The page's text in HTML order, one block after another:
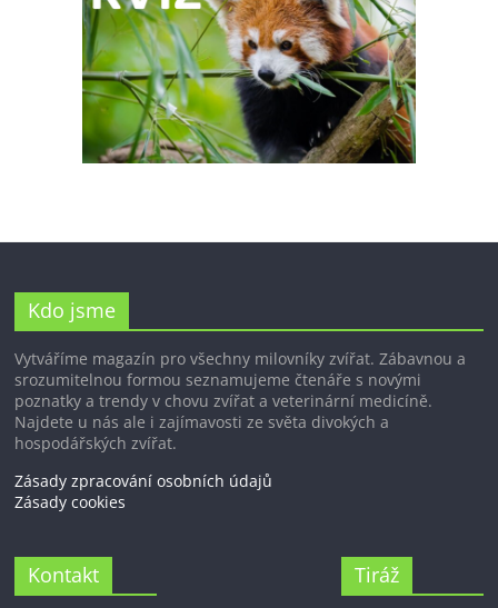
Kdo jsme
Vytváříme magazín pro všechny milovníky zvířat. Zábavnou a
srozumitelnou formou seznamujeme čtenáře s novými
poznatky a trendy v chovu zvířat a veterinární medicíně.
Najdete u nás ale i zajímavosti ze světa divokých a
hospodářských zvířat.
Zásady zpracování osobních údajů
Zásady cookies
Kontakt Tiráž